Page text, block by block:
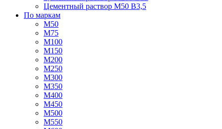
Цементный раствор М50 В3,5
По маркам
М50
М75
М100
М150
М200
М250
М300
М350
М400
М450
М500
М550